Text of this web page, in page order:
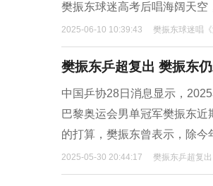
樊振东球迷高考后唱海阔天空
2025-06-10 10:39:43 樊振东球迷唱
樊振东乒超复出 樊振东
中国乒协28日消息显示，
巴黎奥运会男单冠军樊振东
的打算，樊振东曾表示，除今
2025-05-30 20:44:17 樊振东乒超复出